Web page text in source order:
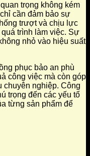
trọng không kém
cần đảm bảo sự
trượt và chịu lực
trình làm việc. Sự
nhỏ vào hiệu suất
phục bảo an phù
công việc mà còn góp
nghiệp. Công
trọng đến các yếu tố
từng sản phẩm để